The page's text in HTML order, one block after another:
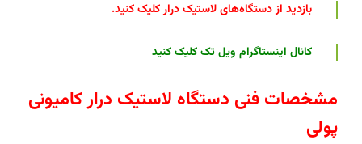
بازدید از دستگاه‌های لاستیک درار کلیک کنید.
کانال اینستاگرام ویل تککلیک کنید
مشخصات فنی دستگاه لاستیک درار کامیونی
پولی